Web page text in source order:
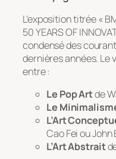
L’exposition titrée«
50 YEARS OF
condensé des
dernières années. Le
entre :
Le Pop Artde
Le
L’Art
Cao Fei ou John
L’Art Abstrait